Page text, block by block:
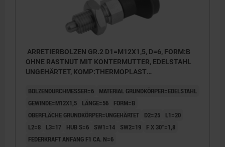
ARRETIERBOLZEN GR.2 D1=M12X1,5, D=6, FORM:B
OHNE RASTNUT MIT KONTERMUTTER, EDELSTAHL
UNGEHÄRTET, KOMP:THERMOPLAST
RAL7021
BOLZENDURCHMESSER=6
MATERIAL GRUNDKÖRPER=EDELSTAHL
GEWINDE=M12X1,5
LÄNGE=56
FORM=B
OBERFLÄCHE GRUNDKÖRPER=UNGEHÄRTET
D2=25
L1=20
L2=8
L3=17 HUB S=6 SW1=14 SW2=19
F X 30°=1,8
FEDERKRAFT ANFANG F1 CA. N=6